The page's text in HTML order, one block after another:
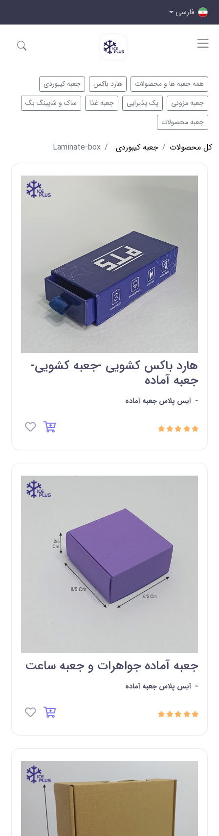
فارسی
همه جعبه ها و محصولات هارد باکس
جعبه کیبوردی
جعبه مزونی
پک پذیرایی جعبه غذا
ساک و شاپینگ بگ
جعبه محصولات
کل محصولات جعبه کیبوردی Laminate-box
هارد باکس کشویی -جعبه کشویی-
جعبه آماده
- آیس پلاس جعبه آماده
جعبه آماده جواهرات و جعبه ساعت
- آیس پلاس جعبه آماده